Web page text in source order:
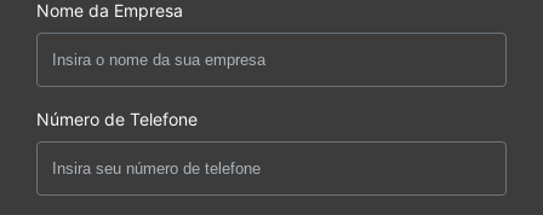
Nome da Empresa
Número de Telefone